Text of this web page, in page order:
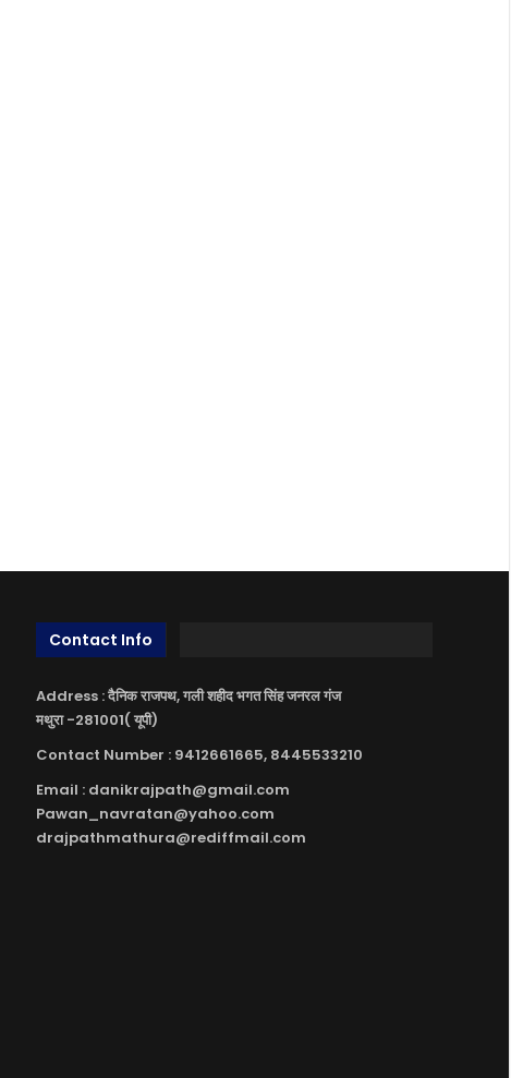
Contact Info
Address : दैनिक राजपथ, गली शहीद भगत सिंह जनरल गंज
मथुरा -281001( यूपी)
Contact Number : 9412661665, 8445533210
Email : danikrajpath@gmail.com
Pawan_navratan@yahoo.com
drajpathmathura@rediffmail.com